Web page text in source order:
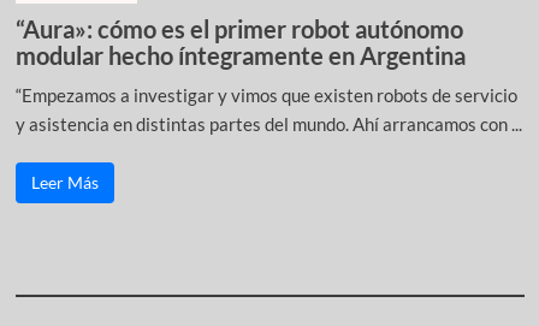
“Aura»: cómo es el primer robot autónomo
modular hecho íntegramente en Argentina
“Empezamos a investigar y vimos que existen robots de servicio
y asistencia en distintas partes del mundo. Ahí arrancamos con ...
Leer Más